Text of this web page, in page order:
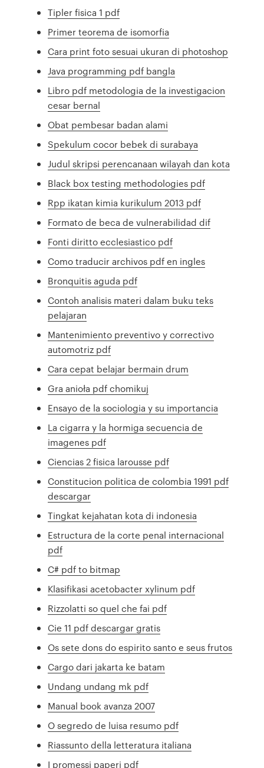
Tipler fisica 1 pdf
Primer teorema de isomorfia
Cara print foto sesuai ukuran di photoshop
Java programming pdf bangla
Libro pdf metodologia de la investigacion
cesar bernal
Obat pembesar badan alami
Spekulum cocor bebek di surabaya
Judul skripsi perencanaan wilayah dan kota
Black box testing methodologies pdf
Rpp ikatan kimia kurikulum 2013 pdf
Formato de beca de vulnerabilidad dif
Fonti diritto ecclesiastico pdf
Como traducir archivos pdf en ingles
Bronquitis aguda pdf
Contoh analisis materi dalam buku teks
pelajaran
Mantenimiento preventivo y correctivo
automotriz pdf
Cara cepat belajar bermain drum
Gra anioła pdf chomikuj
Ensayo de la sociologia y su importancia
La cigarra y la hormiga secuencia de
imagenes pdf
Ciencias 2 fisica larousse pdf
Constitucion politica de colombia 1991 pdf
descargar
Tingkat kejahatan kota di indonesia
Estructura de la corte penal internacional
pdf
C# pdf to bitmap
Klasifikasi acetobacter xylinum pdf
Rizzolatti so quel che fai pdf
Cie 11 pdf descargar gratis
Os sete dons do espirito santo e seus frutos
Cargo dari jakarta ke batam
Undang undang mk pdf
Manual book avanza 2007
O segredo de luisa resumo pdf
Riassunto della letteratura italiana
I promessi paperi pdf